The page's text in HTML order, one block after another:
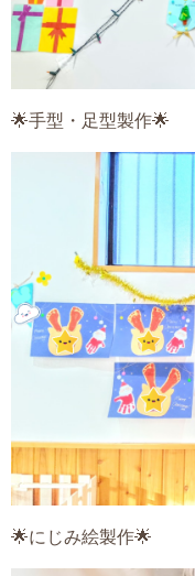
🌟手型・足型製作🌟
🌟にじみ絵製作🌟